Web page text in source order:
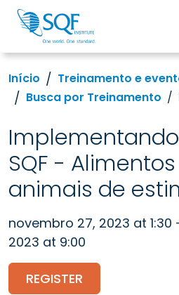
Início
Treinamento e
Busca por Treinamento
SQF -
animais de
novembro 27, 2023 at
2023 at 9:00
REGISTER